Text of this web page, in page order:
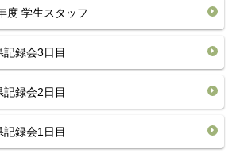
度 学生スタッフ
録会3日目
録会2日目
録会1日目